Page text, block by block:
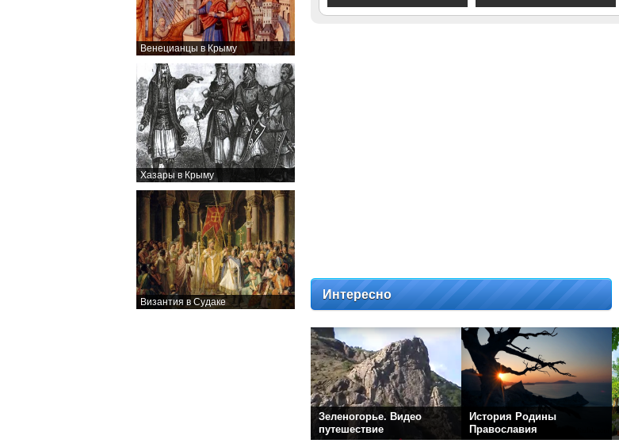
Венецианцы в Крыму
Хазары в Крыму
Византия в Судаке
Интересно
Зеленогорье. Видео
путешествие
История Родины
Православия